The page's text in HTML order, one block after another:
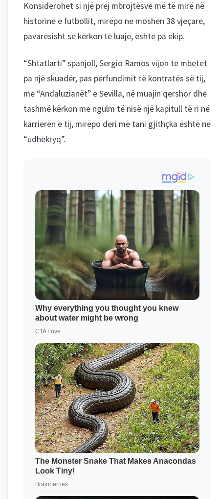
Konsiderohet si një prej mbrojtësve më të mirë në
historinë e futbollit, mirëpo në moshën 38 vjeçare,
pavarësisht se kërkon të luajë, është pa ekip.
“Shtatlarti” spanjoll, Sergio Ramos vijon të mbetet
pa një skuadër, pas përfundimit të kontratës së tij,
me “Andaluzianët” e Sevilla, në muajin qershor dhe
tashmë kërkon me ngulm të nisë një kapitull të ri në
karrierën e tij, mirëpo deri më tani gjithçka është në
“udhëkryq”.